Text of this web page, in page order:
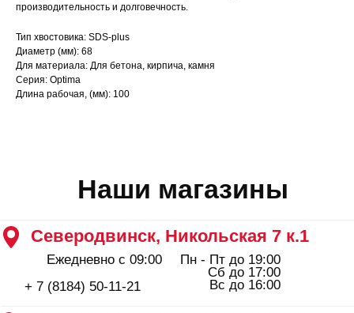
производительность и долговечность.
Тип хвостовика: SDS-plus
Диаметр (мм): 68
Для материала: Для бетона, кирпича, камня
Серия: Optima
Длина рабочая, (мм): 100
Архангельск, Урицкого 50 к.1
Северодвинск, Ломоносова 85к2
Пн - Пт 09:00 - 19:00
Сб - Вс 10:00 - 18:00
Пн - Пт 09:00 - 19:00
+ 7 (911) 562-83-03